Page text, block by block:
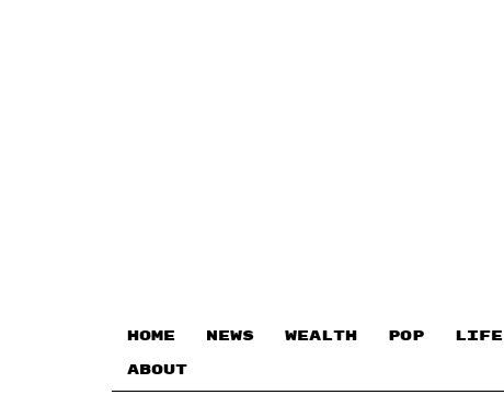
HOME NEWS WEALTH POP LIFE
ABOUT